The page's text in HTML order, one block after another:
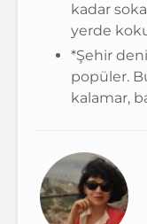
kadar
yerde
*Şehir
popüler.
kalamar,